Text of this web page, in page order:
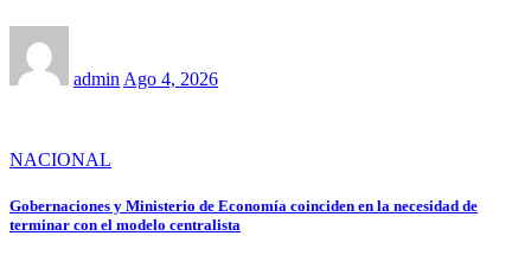
admin Ago 4, 2026
NACIONAL
Gobernaciones y Ministerio de Economía coinciden en la necesidad de
terminar con el modelo centralista